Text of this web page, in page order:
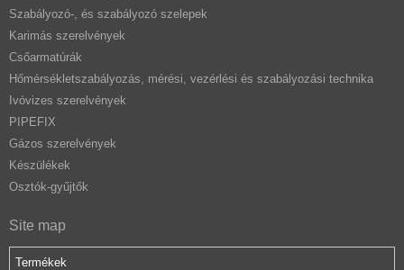
Szabályozó-, és szabályozó szelepek
Karimás szerelvények
Csőarmatúrák
Hőmérsékletszabályozás, mérési, vezérlési és szabályozási technika
Ivóvizes szerelvények
PIPEFIX
Gázos szerelvények
Készülékek
Osztók-gyűjtők
Site map
Termékek